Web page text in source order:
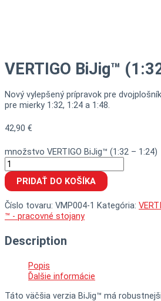
VERTIGO BiJig™
Nový vylepšený prípravok pre
pre mierky 1:32, 1:24 a 1:48.
42,90 €
množstvo VERTIGO BiJig™ (1:32 – 1:24)
PRIDAŤ DO KOŠÍKA
Číslo tovaru: VMP004-1 Kategória:
™ - pracovné stojany
Description
Popis
Ďalšie informácie
Táto väčšia verzia BiJig™ má